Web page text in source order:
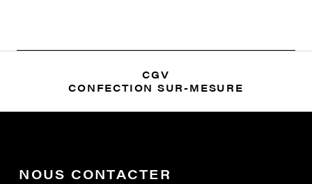
CGV
CONFECTION SUR-MESURE
NOUS CONTACTER